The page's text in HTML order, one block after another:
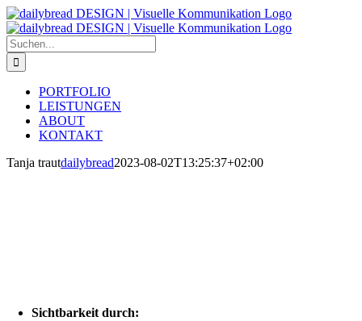
Zum
Inhalt
springen
Suche
nach:
PORTFOLIO
LEISTUNGEN
ABOUT
KONTAKT
Tanja trautdailybread2023-08-02T13:25:37+02:00
Sichtbarkeit durch: